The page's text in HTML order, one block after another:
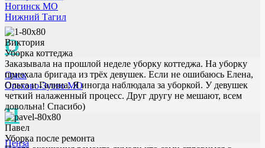
Ногинск МО
Нижний Тагил
О
Омск
Орехово-Зуево МО
П
Пенза
Виктория
Уборка коттеджа
Заказывала на прошлой неделе уборку коттеджа. На уборку
приехала бригада из трёх девушек. Если не ошибаюсь Елена,
Ольга и Галина. Я иногда наблюдала за уборкой. У девушек
четкий налаженный процесс. Друг другу не мешают, всем
довольна! Спасибо)
Павел
Уборка после ремонта